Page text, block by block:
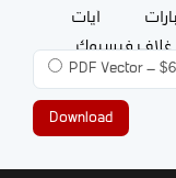
آيات
غلاف فيسبوك
PDF Vector–
Download